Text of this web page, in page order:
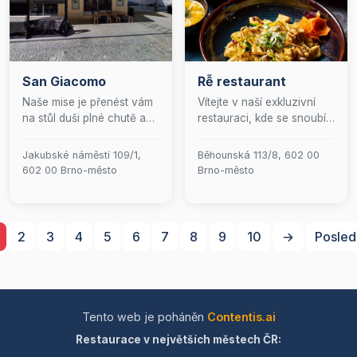
každého znalce. Přijďte si
užít chvíle plné luxusu a
nechte se hýčkat naším
prvotřídním servisem.
zážitku.&quot;
San Giacomo
Naše mise je přenést vám
na stůl duši plné chutě a
tradiční italské trattorie.
Zde se každé jídlo stává
považován za člena
rodiny.
Jakubské náměstí 109/1,
602 00 Brno-město
Rễ restaurant
Vítejte v naší exkluzivní
restauraci, kde se snoubí
umění v harmonii asijské
kuchyně. Naše menu je
kde se prolínají vlivy
vietnamské, japonské a
gastronomickou cestu,
která potěší vaše smysly a
obohatí váš kulinářský
zážitek.
Běhounská 113/8, 602 00
Brno-město
2 3 4 5 6 7 8 9 10 →
Tento web je poháněn Contentis.ai
Restaurace v největších městech ČR: